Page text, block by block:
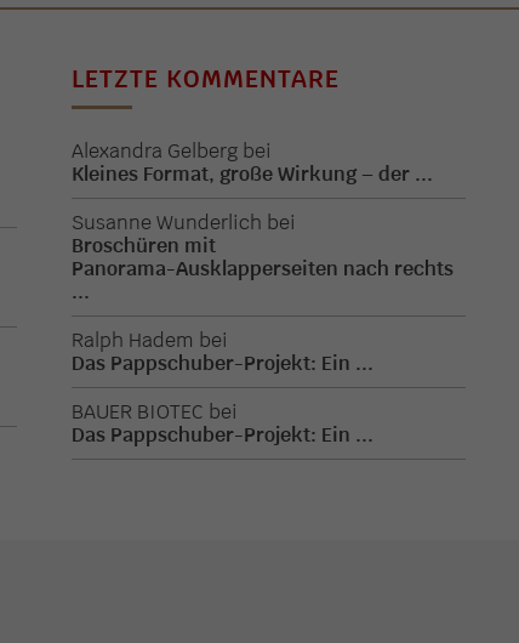
LETZTE KOMMENTARE
Alexandra Gelberg bei
Kleines Format, große Wirkung – der ...
Susanne Wunderlich bei
Broschüren mit
Panorama-Ausklapperseiten nach rechts
...
Ralph Hadem bei
Das Pappschuber-Projekt: Ein ...
BAUER BIOTEC bei
Das Pappschuber-Projekt: Ein ...